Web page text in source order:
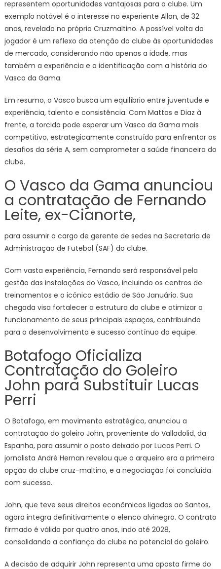
representem oportunidades vantajosas para o clube. Um
exemplo notável é o interesse no experiente Allan, de 32
anos, revelado no próprio Cruzmaltino. A possível volta do
jogador é um reflexo da atenção do clube às oportunidades
de mercado, considerando não apenas a idade, mas
também a experiência e a identificação com a história do
Vasco da Gama.
Em resumo, o Vasco busca um equilíbrio entre juventude e
experiência, talento e consistência. Com Mattos e Diaz à
frente, a torcida pode esperar um Vasco da Gama mais
competitivo, estrategicamente construído para enfrentar os
desafios da série A, sem comprometer a saúde financeira do
clube.
O Vasco da Gama anunciou
a contratação de Fernando
Leite, ex-Cianorte,
para assumir o cargo de gerente de sedes na Secretaria de
Administração de Futebol (SAF) do clube.
Com vasta experiência, Fernando será responsável pela
gestão das instalações do Vasco, incluindo os centros de
treinamentos e o icônico estádio de São Januário. Sua
chegada visa fortalecer a estrutura do clube e otimizar o
funcionamento de seus principais espaços, contribuindo
para o desenvolvimento e sucesso contínuo da equipe.
Botafogo Oficializa
Contratação do Goleiro
John para Substituir Lucas
Perri
O Botafogo, em movimento estratégico, anunciou a
contratação do goleiro John, proveniente do Valladolid, da
Espanha, para assumir o posto deixado por Lucas Perri. O
jornalista André Hernan revelou que o arqueiro era a primeira
opção do clube cruz-maltino, e a negociação foi concluída
com sucesso.
John, que teve seus direitos econômicos ligados ao Santos,
agora integra definitivamente o elenco alvinegro. O contrato
firmado é válido por quatro anos, indo até 2028,
consolidando a confiança do clube no potencial do goleiro.
A decisão de adquirir John representa uma aposta firme do